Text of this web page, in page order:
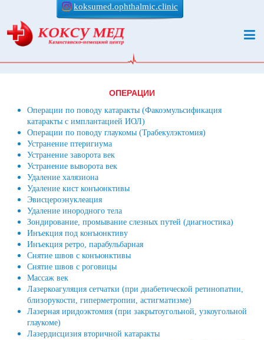
koksumed.ophthalmic.clinic
ОПЕРАЦИИ
Операции по поводу катаракты (Факоэмульсификация
катаракты с имплантацией ИОЛ)
Операции по поводу глаукомы (Трабекулэктомия)
Устранение птеригиума
Устранение заворота век
Устранение выворота век
Удаление халязиона
Удаление кист конъюнктивы
Эвисцероэнуклеация
Удаление инородного тела
Зондирование, промывание слезных путей (диагностика)
Инъекция под конъюнктиву
Инъекция ретро, парабульбарная
Снятие швов с конъюнктивы
Снятие швов с роговицы
Массаж век
Лазеркоагуляция сетчатки (при диабетической ретинопатии,
близорукости, гиперметропии, астигматизме)
Лазерная иридоэктомия (при закрытоугольной, узкоугольной
глаукоме)
Лазердисцизия вторичной катаракты